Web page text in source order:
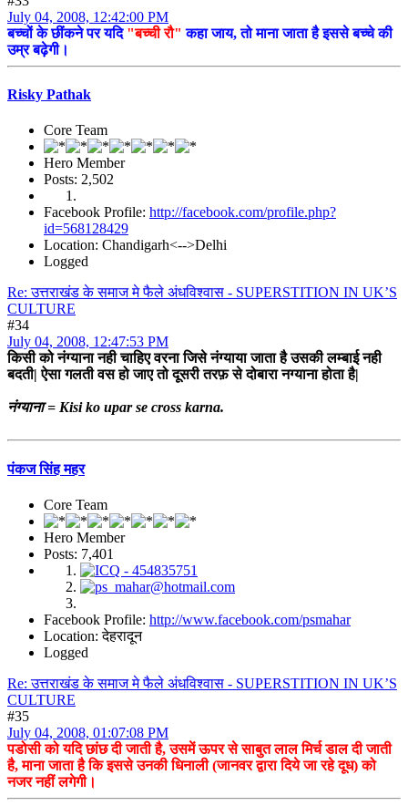
July 04, 2008, 12:42:00 PM
बच्चों के छींकने पर यदि "बच्ची रौ" कहा जाय, तो माना जाता है इससे बच्चे की
उम्र बढ़ेगी।
Risky Pathak
Core Team
Hero Member
Posts: 2,502
Facebook Profile: http://facebook.com/profile.php?
id=568128429
Location: Chandigarh<-->Delhi
Logged
Re: उत्तराखंड के समाज मे फैले अंधविश्वास - SUPERSTITION IN UK’S
CULTURE
#34
July 04, 2008, 12:47:53 PM
किसी को नंग्याना नही चाहिए वरना जिसे नंग्याया जाता है उसकी लम्बाई नही
बदती| ऐसा गलती वस हो जाए तो दूसरी तरफ़ से दोबारा नग्याना होता है|
नंग्याना = Kisi ko upar se cross karna.
पंकज सिंह महर
Core Team
Hero Member
Posts: 7,401
Facebook Profile: http://www.facebook.com/psmahar
Location: देहरादून
Logged
Re: उत्तराखंड के समाज मे फैले अंधविश्वास - SUPERSTITION IN UK’S
CULTURE
#35
July 04, 2008, 01:07:08 PM
पडोसी को यदि छांछ दी जाती है, उसमें ऊपर से साबुत लाल मिर्च डाल दी जाती
है, माना जाता है कि इससे उनकी धिनाली (जानवर द्वारा दिये जा रहे दूध) को
नजर नहीं लगेगी।